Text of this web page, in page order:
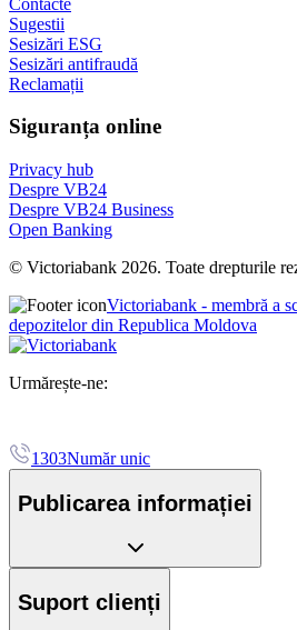
Sugestii
Sesizări ESG
Sesizări antifraudă
Reclamații
Siguranța online
Privacy hub
Despre VB24
Despre VB24 Business
Open Banking
© Victoriabank 2026. Toate drepturile
Victoriabank - membră a
depozitelor din Republica Moldova
Urmărește-ne:
1303Număr unic
Publicarea informației
Suport clienți